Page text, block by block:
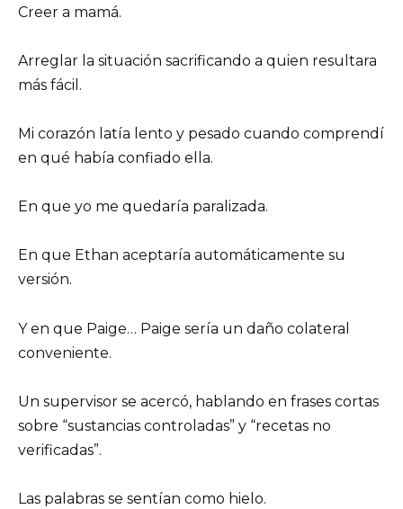
Creer a mamá.
Arreglar la situación sacrificando a quien resultara
más fácil.
Mi corazón latía lento y pesado cuando comprendí
en qué había confiado ella.
En que yo me quedaría paralizada.
En que Ethan aceptaría automáticamente su
versión.
Y en que Paige… Paige sería un daño colateral
conveniente.
Un supervisor se acercó, hablando en frases cortas
sobre “sustancias controladas” y “recetas no
verificadas”.
Las palabras se sentían como hielo.